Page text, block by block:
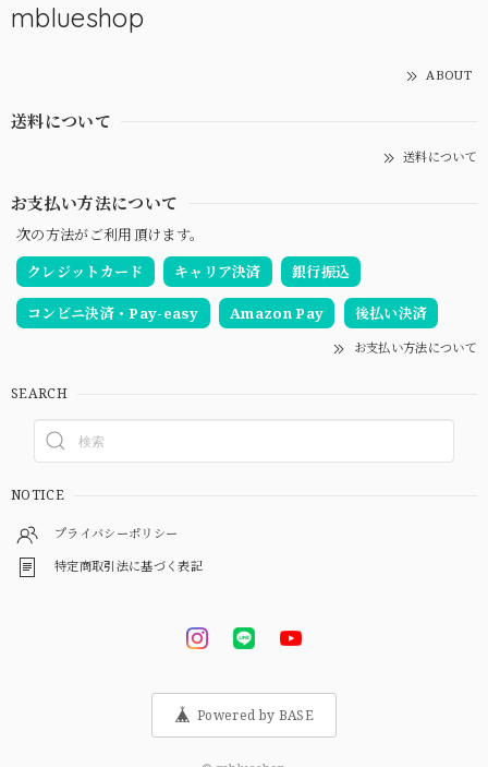
mblueshop
ABOUT
送料について
送料について
お支払い方法について
次の方法がご利用頂けます。
クレジットカード
キャリア決済 銀行振込
コンビニ決済・Pay-easy Amazon Pay 後払い決済
お支払い方法について
SEARCH
NOTICE
プライバシーポリシー
特定商取引法に基づく表記
Powered by BASE